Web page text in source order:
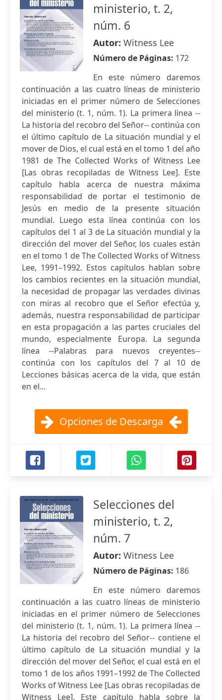
ministerio, t. 2,
núm. 6
Autor: Witness Lee
Número de Páginas: 172
En este número daremos
continuación a las cuatro líneas de ministerio
iniciadas en el primer número de Selecciones
del ministerio (t. 1, núm. 1). La primera línea --
La historia del recobro del Señor-- continúa con
el último capítulo de La situación mundial y el
mover de Dios, el cual está en el tomo 1 del año
1981 de The Collected Works of Witness Lee
[Las obras recopiladas de Witness Lee]. Este
capítulo habla acerca de nuestra máxima
responsabilidad de portar el testimonio de
Jesús en medio de la presente situación
mundial. Luego esta línea continúa con los
capítulos del 1 al 3 de La situación mundial y la
dirección del mover del Señor, los cuales están
en el tomo 1 de The Collected Works of Witness
Lee, 1991–1992. Estos capítulos hablan sobre
los cambios recientes en la situación mundial,
la necesidad de propagar las verdades divinas
con miras al recobro que el Señor efectúa y,
además, nuestra responsabilidad de participar
en esta propagación a las partes cruciales del
mundo, especialmente Europa. La segunda
línea --Palabras para nuevos creyentes--
continúa con los capítulos del 7 al 10 de
Lecciones básicas acerca de la vida, que están
en el...
Opciones de Descarga
Selecciones del
ministerio, t. 2,
núm. 7
Autor: Witness Lee
Número de Páginas: 186
En este número daremos
continuación a las cuatro líneas de ministerio
iniciadas en el primer número de Selecciones
del ministerio (t. 1, núm. 1). La primera línea --
La historia del recobro del Señor-- contiene el
último capítulo de La situación mundial y la
dirección del mover del Señor, el cual está en el
tomo 1 de los años 1991–1992 de The Collected
Works of Witness Lee [Las obras recopiladas de
Witness Lee]. Este capítulo habla sobre la